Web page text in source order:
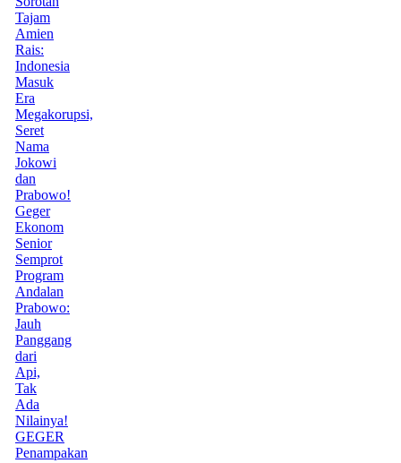
Tajam
Amien
Rais:
Indonesia
Masuk
Era
Megakorupsi,
Seret
Nama
Jokowi
dan
Prabowo!
Geger
Ekonom
Senior
Semprot
Program
Andalan
Prabowo:
Jauh
Panggang
dari
Api,
Tak
Ada
Nilainya!
GEGER
Penampakan